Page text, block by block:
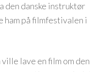
den danske instruktør
på filmfestivalen i
lave en film om den